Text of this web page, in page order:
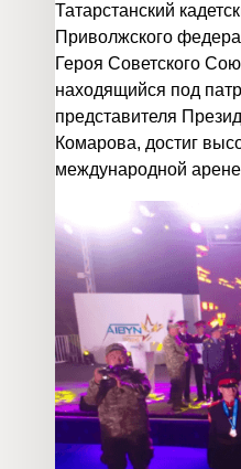
Татарстанский
Приволжского
Героя Советского
находящийся под
представителя
Комарова, достиг
международной